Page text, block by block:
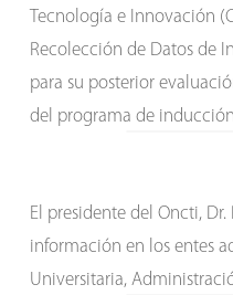
Tecnología e Innovación
Recolección de Datos de
para su posterior
del programa de
El presidente del Oncti,
información en los entes
Universitaria,